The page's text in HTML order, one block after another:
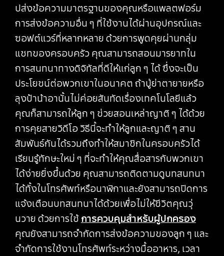
ปส่งข้อความมาตรฐานของคุณหรือแพลตฟอร์ม
การส่งข้อความอื่น ๆ ที่ใช้งานได้ผ่านอุปกรณ์และ
ซอฟต์แวร์ที่หลากหลาย ด้วยการพูดคุยผ่านกลุ่ม
แชทของครอบครัว คุณสามารถสอนมารยาทใน
การสนทนาทางดิจิทัลที่ดีให้แก่ลูก ๆ ได้ ซึ่งจะเป็น
ประโยชน์ต่อพวกเขาในอนาคต ถ้าปู่ย่าตายายหรือ
ลุงป้าน้าอานั้นไม่ค่อยสันทัดเรื่องเทคโนโลยีแล้ว
คุณก็สามารถให้ลูก ๆ ช่วยสอนเหล่าญาติ ๆ ได้ด้วย
การคุยสายวิดีโอ วิธีนี้จะทำให้ลูกและญาติ ๆ สาน
สัมพันธ์กันได้รวมถึงทำให้สมาชิกในครอบครัวได้
เรียนรู้ทักษะใหม่ ๆ ที่จะทำให้คุณสื่อสารกับพวกเขา
ได้ง่ายยิ่งขึ้นด้วย คุณสามารถติดตามดูบทสนทนา
ได้ทั้งในโทรศัพท์หรือนาฬิกาและยังสามารถปิดการ
แจ้งเตือนบทสนทนาได้ด้วยเพื่อไม่ให้ชีวิตคุณวุ่
นวาย ด้วยการใช้การควบคุมสำหรับผู้ปกครอง
คุณยังสามารถจำกัดการส่งข้อความของลูก ๆ และ
จำกัดการใช้งานโทรศัพท์ระหว่างมื้ออาหาร, เวลา